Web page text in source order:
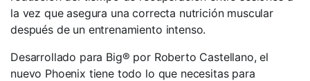
la vez que asegura una correcta nutrición muscular
después de un entrenamiento intenso.
Desarrollado para Big® por Roberto Castellano, el
nuevo Phoenix tiene todo lo que necesitas para